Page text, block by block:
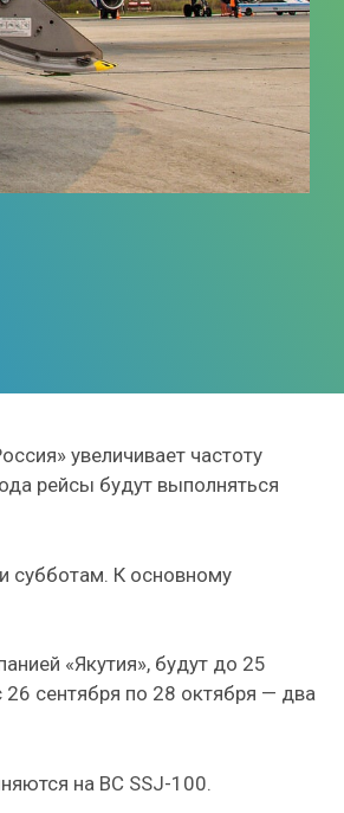
увеличивает частоту
рейсы будут выполняться
субботам. К основному
«Якутия», будут до 25
сентября по 28 октября — два
на ВС SSJ-100.